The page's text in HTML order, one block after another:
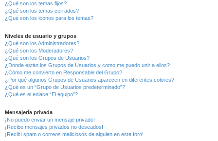
¿Qué son los temas fijos?
¿Qué son los temas cerrados?
¿Qué son los iconos para los temas?
Niveles de usuario y grupos
¿Qué son los Administradores?
¿Qué son los Moderadores?
¿Qué son los Grupos de Usuarios?
¿Donde están los Grupos de Usuarios y como me puedo unir a ellos?
¿Cómo me convierto en Responsable del Grupo?
¿Por qué algunos Grupos de Usuarios aparecen en diferentes colores?
¿Qué es un “Grupo de Usuarios predeterminado”?
¿Qué es el enlace “El equipo”?
Mensajería privada
¡No puedo enviar un mensaje privado!
¡Recibo mensajes privados no deseados!
¡Recibí spam o correos maliciosos de alguien en este foro!